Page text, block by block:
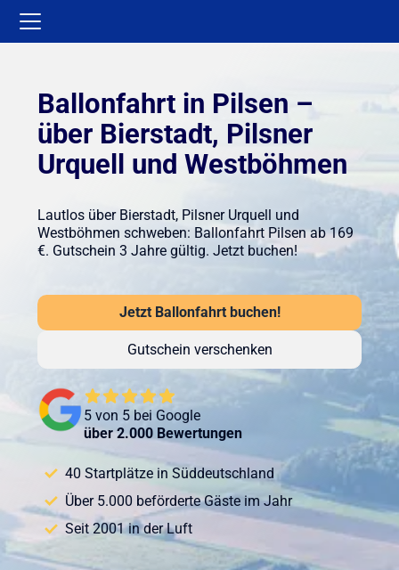
Ballonfahrt in Pilsen –
über Bierstadt, Pilsner
Urquell und Westböhmen
Lautlos über Bierstadt, Pilsner Urquell und
Westböhmen schweben: Ballonfahrt Pilsen ab 169
€. Gutschein 3 Jahre gültig. Jetzt buchen!
Jetzt Ballonfahrt buchen!
Gutschein verschenken
5 von 5 bei Google
über 2.000 Bewertungen
40 Startplätze in Süddeutschland
Über 5.000 beförderte Gäste im Jahr
Seit 2001 in der Luft